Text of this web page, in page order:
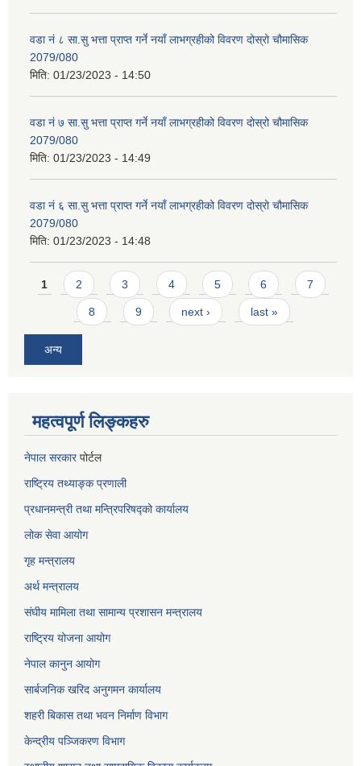
वडा नं ८ सा.सु भत्ता प्राप्त गर्ने नयाँ लाभग्रहीको विवरण दोस्रो चौमासिक
2079/080
मिति: 01/23/2023 - 14:50
वडा नं ७ सा.सु भत्ता प्राप्त गर्ने नयाँ लाभग्रहीको विवरण दोस्रो चौमासिक
2079/080
मिति: 01/23/2023 - 14:49
वडा नं ६ सा.सु भत्ता प्राप्त गर्ने नयाँ लाभग्रहीको विवरण दोस्रो चौमासिक
2079/080
मिति: 01/23/2023 - 14:48
Pages
1 2 3 4 5 6 7
8 9 next › last »
अन्य
महत्वपूर्ण लिङ्कहरु
नेपाल सरकारपोर्टल
राष्ट्रिय तथ्याङ्क प्रणाली
प्रधानमन्त्री तथा मन्त्रिपरिषद्को कार्यालय
लोक सेवाआयोग
गृह मन्त्रालय
अर्थ मन्त्रालय
संघीय मामिला तथा सामान्य प्रशासन मन्त्रालय
राष्ट्रिय योजना आयोग
नेपाल कानुन आयोग
सार्बजनिक खरिद अनुगमन कार्यालय
शहरी बिकास तथा भवन निर्माण विभाग
केन्द्रीय पञ्जिकरण विभाग